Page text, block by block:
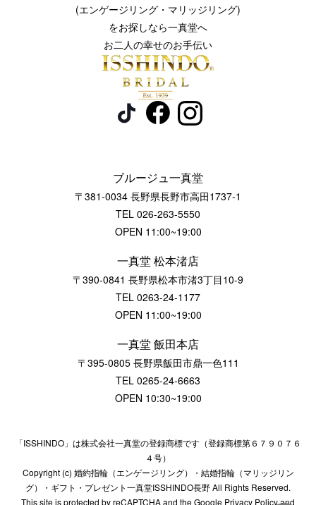
(エンゲージリング・マリッジリング)
をお探しなら一真堂へ
お二人の幸せのお手伝い
ブルージュ一真堂
〒381-0034 長野県長野市高田1737-1
TEL 026-263-5550
OPEN 11:00~19:00
一真堂 松本渚店
〒390-0841 長野県松本市渚3丁目10-9
TEL 0263-24-1177
OPEN 11:00~19:00
一真堂 飯田本店
〒395-0805 長野県飯田市鼎一色111
TEL 0265-24-6663
OPEN 10:30~19:00
「ISSHINDO」は株式会社一真堂の登録商標です（登録商標第６７９０７６
４号）
Copyright (c) 婚約指輪（エンゲージリング）・結婚指輪（マリッジリン
グ）・ギフト・プレゼント一真堂ISSHINDO長野 All Rights Reserved.
This site is protected by reCAPTCHA and the Google Privacy Policy and